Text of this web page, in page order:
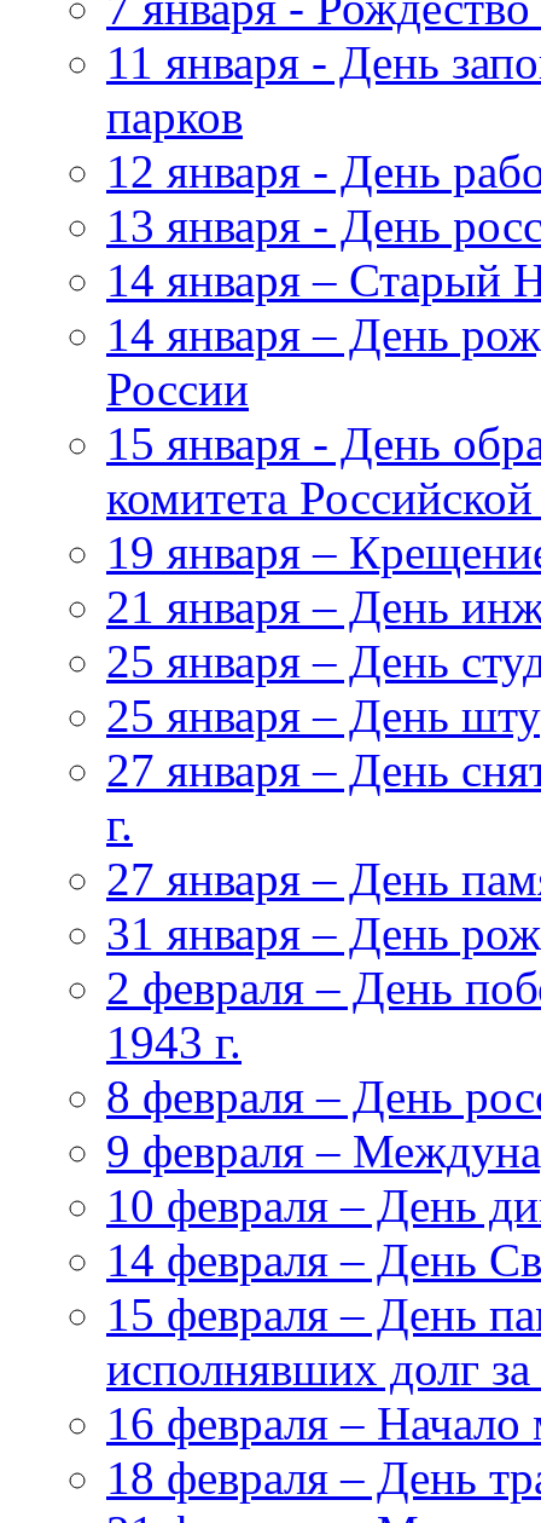
11 января - День
парков
12 января - День
13 января - День
14 января – Старый
14 января – День
России
15 января - День
комитета
19 января –
21 января – День
25 января – День
25 января – День
27 января – День
г.
27 января – День
31 января – День
2 февраля – День
1943 г.
8 февраля – День
9 февраля –
10 февраля – День
14 февраля – День
15 февраля – День
исполнявших долг
16 февраля –
18 февраля – День